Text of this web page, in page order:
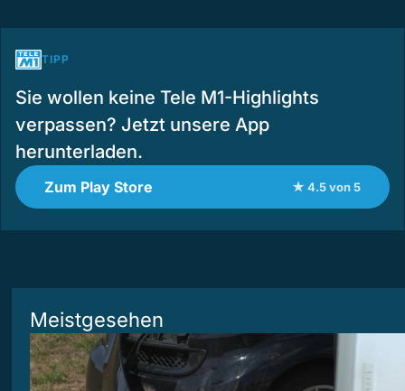
TIPP
Sie wollen keine Tele M1-Highlights
verpassen? Jetzt unsere App
herunterladen.
Zum Play Store ★ 4.5 von 5
Meistgesehen